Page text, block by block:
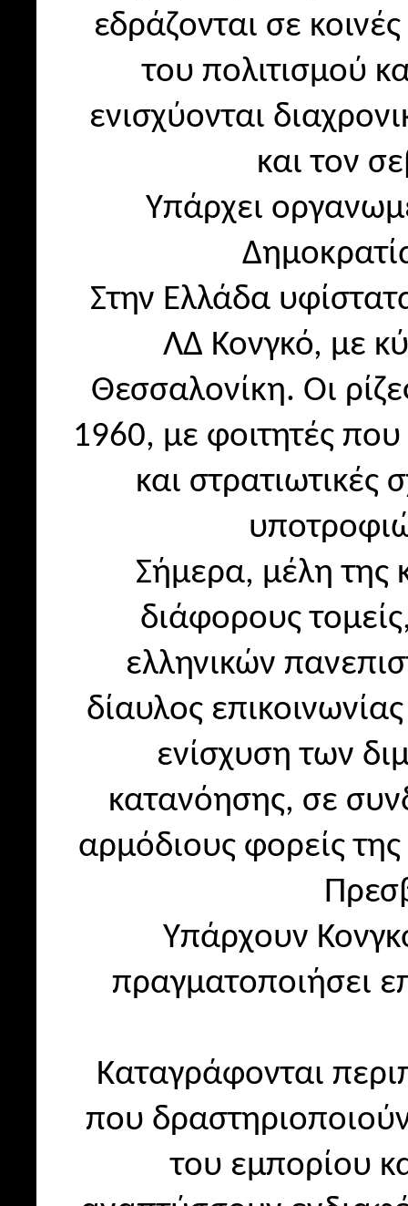
εδράζονται σε
του πολιτισμού
ενισχύονται
και τον
Υπάρχει
Στην Ελλάδα
ΛΔ Κονγκό, με
Θεσσαλονίκη. Οι
1960, με φοιτητές
και
Σήμερα, μέλη της
διάφορους
ελληνικών
δίαυλος
ενίσχυση των
κατανόησης, σε
αρμόδιους φορείς
Υπάρχουν
πραγματοποιήσει
Καταγράφονται
που
του εμπορίου